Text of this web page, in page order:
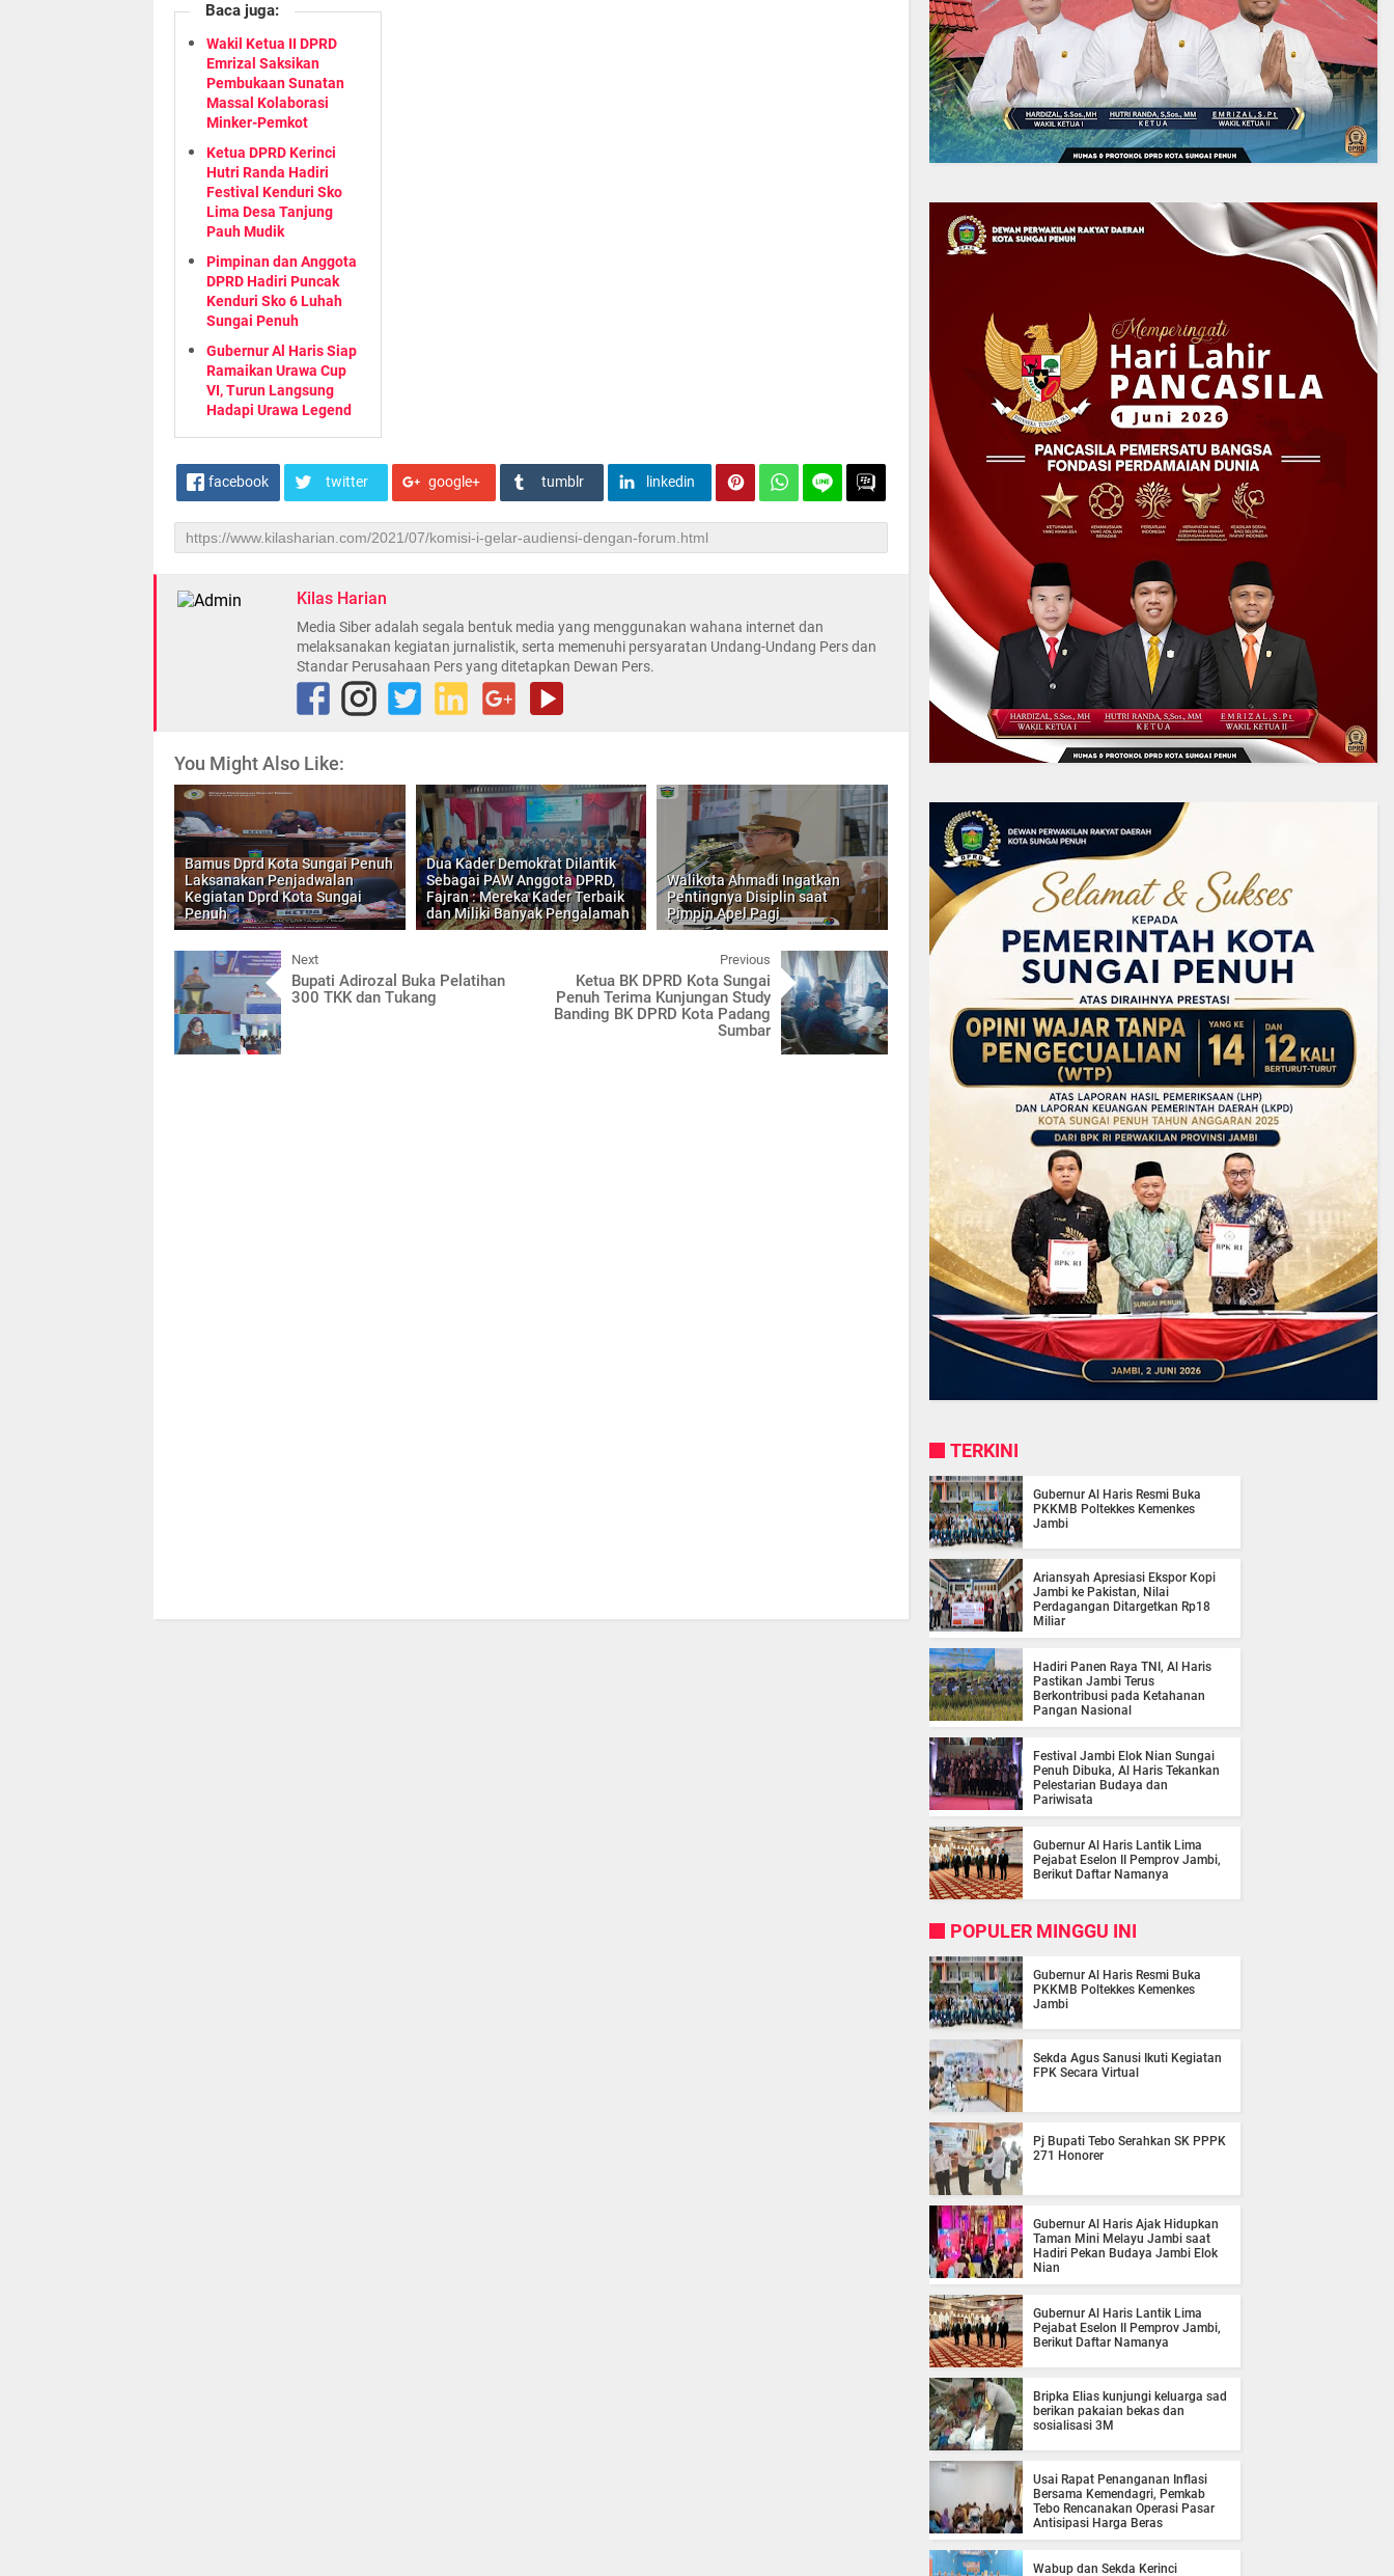
Baca juga:
Wakil Ketua II DPRD
Emrizal Saksikan
Pembukaan Sunatan
Massal Kolaborasi
Minker-Pemkot
Ketua DPRD Kerinci
Hutri Randa Hadiri
Festival Kenduri Sko
Lima Desa Tanjung
Pauh Mudik
Pimpinan dan Anggota
DPRD Hadiri Puncak
Kenduri Sko 6 Luhah
Sungai Penuh
Gubernur Al Haris Siap
Ramaikan Urawa Cup
VI, Turun Langsung
Hadapi Urawa Legend
facebook twitter google+ tumblr linkedin
Kilas Harian
Media Siber adalah segala bentuk media yang menggunakan wahana internet dan
melaksanakan kegiatan jurnalistik, serta memenuhi persyaratan Undang-Undang Pers dan
Standar Perusahaan Pers yang ditetapkan Dewan Pers.
You Might Also Like:
Bamus Dprd Kota Sungai Penuh
Laksanakan Penjadwalan
Kegiatan Dprd Kota Sungai
Penuh
Dua Kader Demokrat Dilantik
Sebagai PAW Anggota DPRD,
Fajran : Mereka Kader Terbaik
dan Miliki Banyak Pengalaman
Walikota Ahmadi Ingatkan
Pentingnya Disiplin saat
Pimpin Apel Pagi
Next
Bupati Adirozal Buka Pelatihan
300 TKK dan Tukang
Previous
Ketua BK DPRD Kota Sungai
Penuh Terima Kunjungan Study
Banding BK DPRD Kota Padang
Sumbar
TERKINI
Gubernur Al Haris Resmi Buka
PKKMB Poltekkes Kemenkes
Jambi
Ariansyah Apresiasi Ekspor Kopi
Jambi ke Pakistan, Nilai
Perdagangan Ditargetkan Rp18
Miliar
Hadiri Panen Raya TNI, Al Haris
Pastikan Jambi Terus
Berkontribusi pada Ketahanan
Pangan Nasional
Festival Jambi Elok Nian Sungai
Penuh Dibuka, Al Haris Tekankan
Pelestarian Budaya dan
Pariwisata
Gubernur Al Haris Lantik Lima
Pejabat Eselon II Pemprov Jambi,
Berikut Daftar Namanya
POPULER MINGGU INI
Gubernur Al Haris Resmi Buka
PKKMB Poltekkes Kemenkes
Jambi
Sekda Agus Sanusi Ikuti Kegiatan
FPK Secara Virtual
Pj Bupati Tebo Serahkan SK PPPK
271 Honorer
Gubernur Al Haris Ajak Hidupkan
Taman Mini Melayu Jambi saat
Hadiri Pekan Budaya Jambi Elok
Nian
Gubernur Al Haris Lantik Lima
Pejabat Eselon II Pemprov Jambi,
Berikut Daftar Namanya
Bripka Elias kunjungi keluarga sad
berikan pakaian bekas dan
sosialisasi 3M
Usai Rapat Penanganan Inflasi
Bersama Kemendagri, Pemkab
Tebo Rencanakan Operasi Pasar
Antisipasi Harga Beras
Wabup dan Sekda Kerinci